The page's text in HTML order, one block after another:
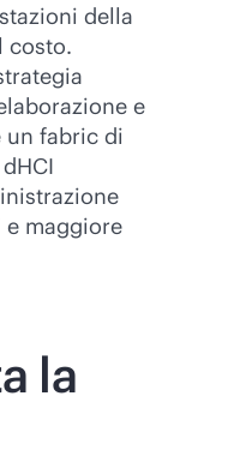
della
costo.
e
un fabric di
maggiore
la